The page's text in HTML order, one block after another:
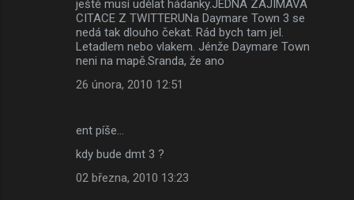
ještě musí udělat hádanky.JEDNA ZAJÍMAVÁ
CITACE Z TWITTERUNa Daymare Town 3 se
nedá tak dlouho čekat. Rád bych tam jel.
Letadlem nebo vlakem. Jénže Daymare Town
neni na mapě.Sranda, že ano
26 února, 2010 12:51
ent píše…
kdy bude dmt 3 ?
02 března, 2010 13:23